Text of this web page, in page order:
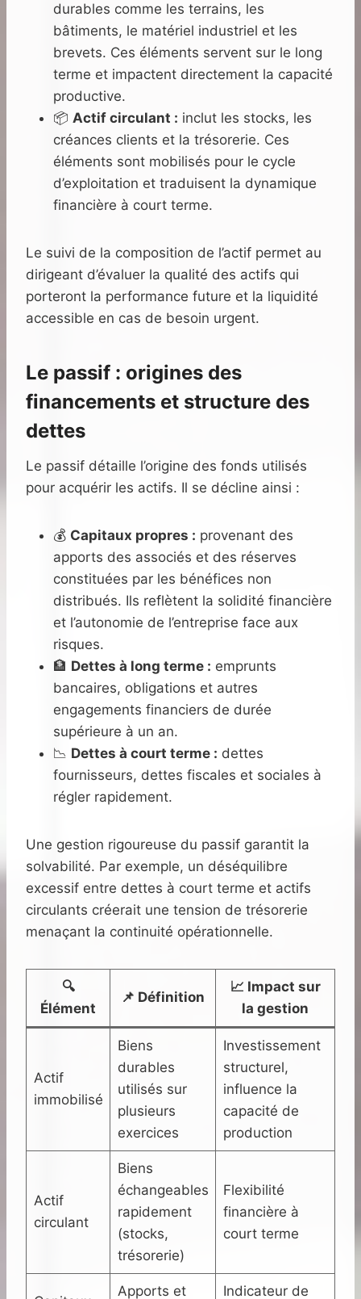
durables comme les terrains, les
bâtiments, le matériel industriel et les
brevets. Ces éléments servent sur le long
terme et impactent directement la capacité
productive.
📦 Actif circulant : inclut les stocks, les
créances clients et la trésorerie. Ces
éléments sont mobilisés pour le cycle
d’exploitation et traduisent la dynamique
financière à court terme.
Le suivi de la composition de l’actif permet au
dirigeant d’évaluer la qualité des actifs qui
porteront la performance future et la liquidité
accessible en cas de besoin urgent.
Le passif : origines des
financements et structure des
dettes
Le passif détaille l’origine des fonds utilisés
pour acquérir les actifs. Il se décline ainsi :
💰 Capitaux propres : provenant des
apports des associés et des réserves
constituées par les bénéfices non
distribués. Ils reflètent la solidité financière
et l’autonomie de l’entreprise face aux
risques.
🏦 Dettes à long terme : emprunts
bancaires, obligations et autres
engagements financiers de durée
supérieure à un an.
📉 Dettes à court terme : dettes
fournisseurs, dettes fiscales et sociales à
régler rapidement.
Une gestion rigoureuse du passif garantit la
solvabilité. Par exemple, un déséquilibre
excessif entre dettes à court terme et actifs
circulants créerait une tension de trésorerie
menaçant la continuité opérationnelle.
🔍
Élément
📌 Définition
📈 Impact sur
la gestion
Actif
immobilisé
Biens
durables
utilisés sur
plusieurs
exercices
Investissement
structurel,
influence la
capacité de
production
Actif
circulant
Biens
échangeables
rapidement
(stocks,
trésorerie)
Flexibilité
financière à
court terme
Apports et Indicateur de